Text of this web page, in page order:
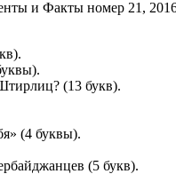
(13 букв).
(4 буквы).
(5 букв).